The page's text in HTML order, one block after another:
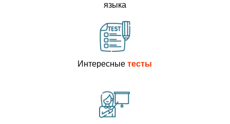
языка
Интересные тесты